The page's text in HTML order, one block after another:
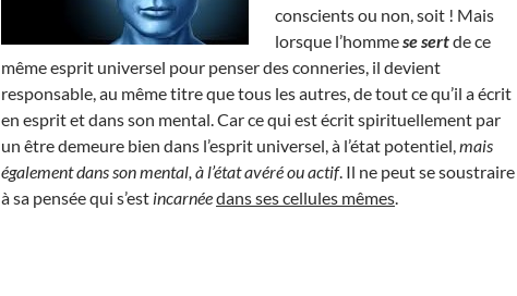
conscients ou non, soit ! Mais
lorsque l’hommese sertde ce
même esprit universel pour penser des conneries, il devient
responsable, au même titre que tous les autres, de tout ce qu’il a écrit
en esprit et dans son mental. Car ce qui est écrit spirituellement par
un être demeure bien dans l’esprit universel, à l’état potentiel,mais
également dans son mental, à l’état avéré ou actif. Il ne peut se soustraire
à sa pensée qui s’est incarnéedans ses cellules mêmes.